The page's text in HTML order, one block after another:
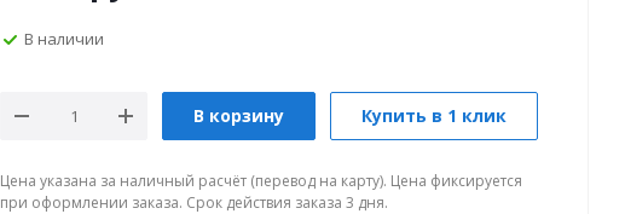
В наличии
В корзину Купить в 1 клик
Цена указана за наличный расчёт (перевод на карту). Цена фиксируется
при оформлении заказа. Срок действия заказа 3 дня.